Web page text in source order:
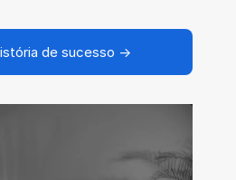
de sucesso →